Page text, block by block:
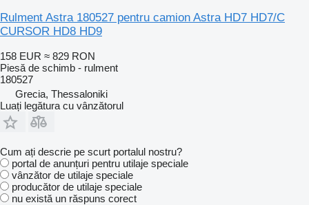
Rulment Astra 180527 pentru camion Astra HD7 HD7/C
CURSOR HD8 HD9
158 EUR ≈ 829 RON
Piesă de schimb - rulment
180527
Grecia, Thessaloniki
Luați legătura cu vânzătorul
Cum ați descrie pe scurt portalul nostru?
portal de anunțuri pentru utilaje speciale
vânzător de utilaje speciale
producător de utilaje speciale
nu există un răspuns corect